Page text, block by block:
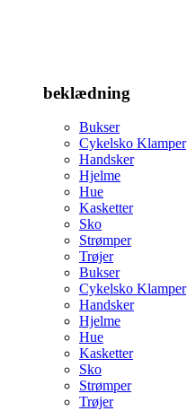
beklædning
Bukser
Cykelsko Klamper
Handsker
Hjelme
Hue
Kasketter
Sko
Strømper
Trøjer
Bukser
Cykelsko Klamper
Handsker
Hjelme
Hue
Kasketter
Sko
Strømper
Trøjer